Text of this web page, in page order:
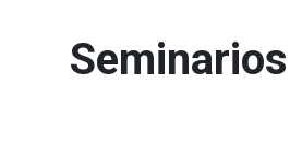
Seminarios